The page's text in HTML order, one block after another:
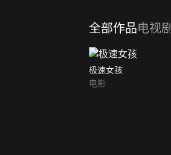
全部作品电视剧
极速女孩
电影